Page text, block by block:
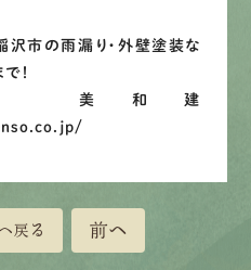
沢市の雨漏り・外壁塗装な
！
美和建
戻る 前へ